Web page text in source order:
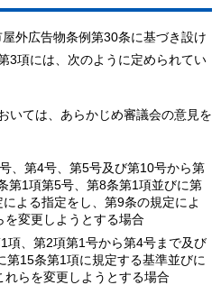
外広告物条例第30条に基づき設け
3項には、次のように定められてい
いては、あらかじめ審議会の意見を
、第4号、第5号及び第10号から第
第1項第5号、第8条第1項並びに第
よる指定をし、第9条の規定によ
変更しようとする場合
項、第2項第1号から第4号まで及び
第15条第1項に規定する基準並びに
らを変更しようとする場合